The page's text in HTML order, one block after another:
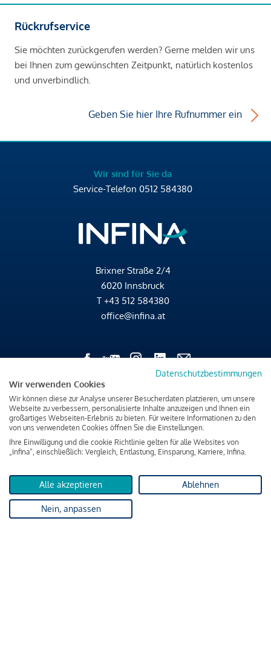
Rückrufservice
Sie möchten zurückgerufen werden? Gerne melden wir uns
bei Ihnen zum gewünschten Zeitpunkt, natürlich kostenlos
und unverbindlich.
Geben Sie hier Ihre Rufnummer ein
Wir sind für Sie da
Service-Telefon 0512 584380
Brixner Straße 2/4
6020 Innsbruck
T +43 512 584380
office@infina.at
Impressum
Datenschutz & Cookies
Verbraucherschutzinformation & rechtliche Hinweise
Datenschutzbestimmungen
Wir verwenden Cookies
Wir können diese zur Analyse unserer Besucherdaten platzieren, um unsere
Webseite zu verbessern, personalisierte Inhalte anzuzeigen und Ihnen ein
großartiges Webseiten-Erlebnis zu bieten. Für weitere Informationen zu den
von uns verwendeten Cookies öffnen Sie die Einstellungen.
Ihre Einwilligung und die cookie Richtlinie gelten für alle Websites von
„Infina“, einschließlich: Vergleich, Entlastung, Einsparung, Karriere, Infina.
Alle akzeptieren Ablehnen
Nein, anpassen